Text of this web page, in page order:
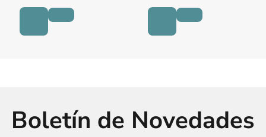
Boletín de Novedades